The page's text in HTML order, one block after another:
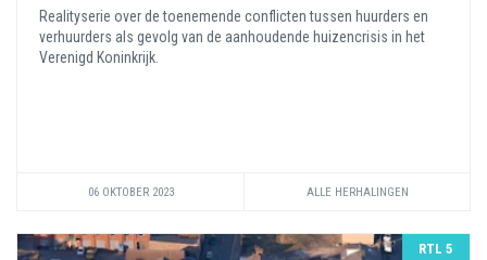
Realityserie over de toenemende conflicten tussen huurders en
verhuurders als gevolg van de aanhoudende huizencrisis in het
Verenigd Koninkrijk.
06 OKTOBER 2023 ALLE HERHALINGEN
RTL 5